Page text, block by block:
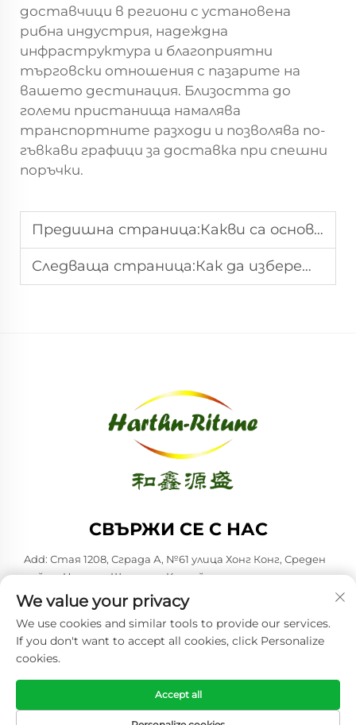
доставчици в региони с установена
рибна индустрия, надеждна
инфраструктура и благоприятни
търговски отношения с пазарите на
вашето дестинация. Близостта до
големи пристанища намалява
транспортните разходи и позволява по-
гъвкави графици за доставка при спешни
поръчки.
Предишна страница:Какви са основните предимства на хрупкавите зеленчуци за хранителния бизнес
Следваща страница:Как да изберете подходящ доставчик на готови храни за B2B покупатели
СВЪРЖИ СЕ С НАС
Add: Стая 1208, Сграда А, №61 улица Хонг Конг, Среден
район, Циндао, Шандонг, Китай
Тел: +86-53285879528
Имейл:[email protected]
Всички права запазени. © 2025 Циндао Хартн-ритюн
Корпорейшън, Лтд. -Политика за поверителност
We value your privacy
We use cookies and similar tools to provide our services.
If you don't want to accept all cookies, click Personalize
cookies.
Accept all